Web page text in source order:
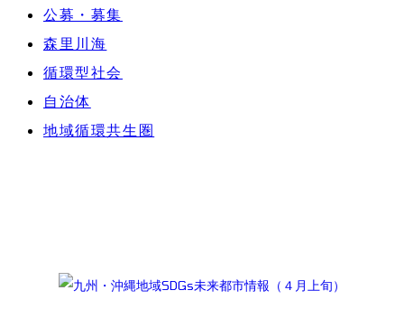
公募・募集
森里川海
循環型社会
自治体
地域循環共生圏